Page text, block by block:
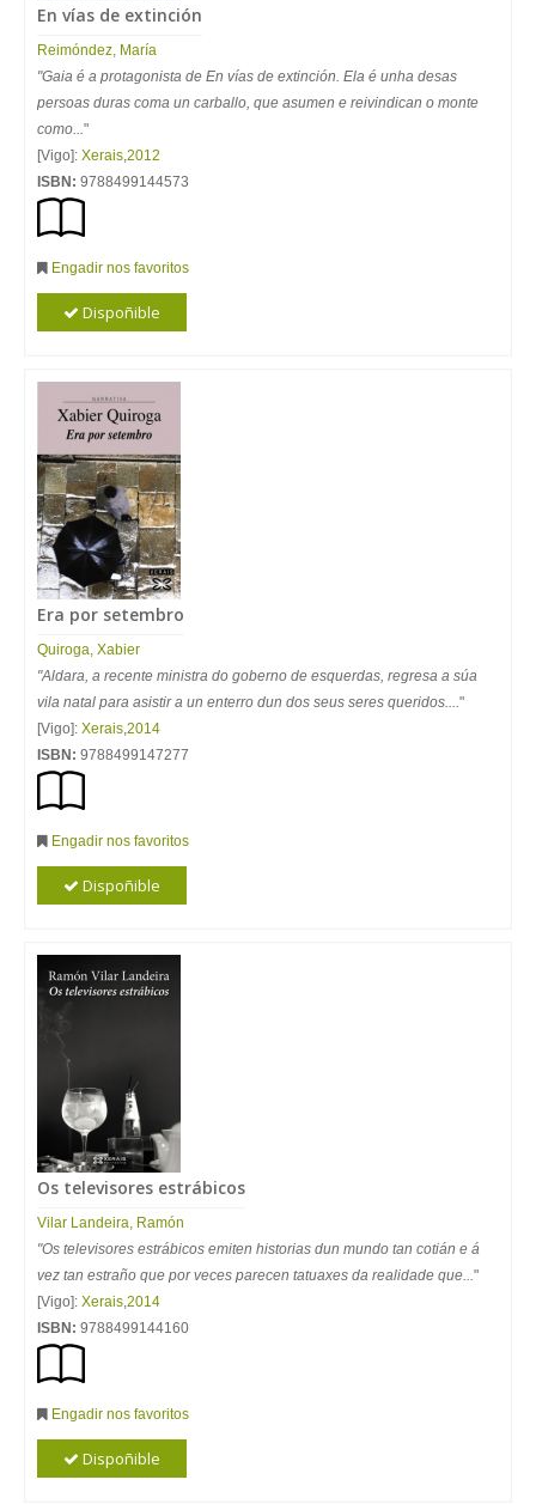
En vías de extinción
Reimóndez, María
"Gaia é a protagonista de En vías de extinción. Ela é unha desas
persoas duras coma un carballo, que asumen e reivindican o monte
como..."
[Vigo]: Xerais,2012
ISBN: 9788499144573
Engadir nos favoritos
Dispoñible
Era por setembro
Quiroga, Xabier
"Aldara, a recente ministra do goberno de esquerdas, regresa a súa
vila natal para asistir a un enterro dun dos seus seres queridos...."
[Vigo]: Xerais,2014
ISBN: 9788499147277
Engadir nos favoritos
Dispoñible
Os televisores estrábicos
Vilar Landeira, Ramón
"Os televisores estrábicos emiten historias dun mundo tan cotián e á
vez tan estraño que por veces parecen tatuaxes da realidade que..."
[Vigo]: Xerais,2014
ISBN: 9788499144160
Engadir nos favoritos
Dispoñible